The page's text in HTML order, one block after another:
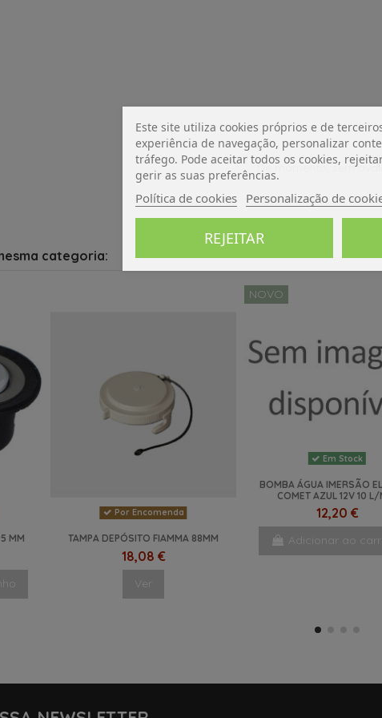
De momento, sem
categoria:
MM
Por Encomenda
TAMPA DEPÓSITO FIAMMA 88MM
18,08 €
Ver
NOVO
Em Stock
BOMBA ÁGUA IMERSÃO
COMET AZUL 12V 10 L/
12,20 €
Adicionar ao
Este site utiliza cookies próprios e de
experiência de navegação, personalizar
tráfego. Pode aceitar todos os cookies,
gerir as suas preferências.
Política de cookies Personalização de
REJEITAR